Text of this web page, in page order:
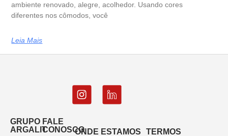
ambiente renovado, alegre, acolhedor. Usando cores
diferentes nos cômodos, você
Leia Mais
GRUPO
ARGALIT
FALE
CONOSCOONDE ESTAMOS TERMOS